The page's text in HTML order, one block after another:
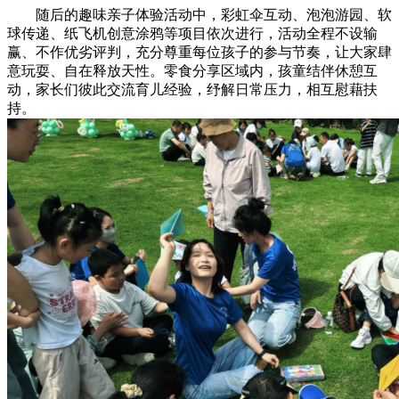
随后的趣味亲子体验活动中，彩虹伞互动、泡泡游园、软
球传递、纸飞机创意涂鸦等项目依次进行，活动全程不设输
赢、不作优劣评判，充分尊重每位孩子的参与节奏，让大家肆
意玩耍、自在释放天性。零食分享区域内，孩童结伴休憩互
动，家长们彼此交流育儿经验，纾解日常压力，相互慰藉扶
持。